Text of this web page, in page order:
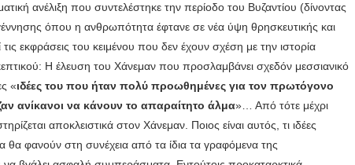
ανέλιξη που συντελέστηκε την περίοδο του Βυζαντίου (δίνοντας
όπου η ανθρωπότητα έφτανε σε νέα ύψη θρησκευτικής και
εκφράσεις του κειμένου που δεν έχουν σχέση με την ιστορία
Η έλευση του Χάνεμαν που προσλαμβάνει σχεδόν μεσσιανικό
«ιδέες του που ήταν πολύ προωθημένες για τον πρωτόγονο
ανίκανοι να κάνουν το απαραίτητο άλμα»… Από τότε μέχρι
αποκλειστικά στον Χάνεμαν. Ποιος είναι αυτός, τι ιδέες
θα φανούν στη συνέχεια από τα ίδια τα γραφόμενα της